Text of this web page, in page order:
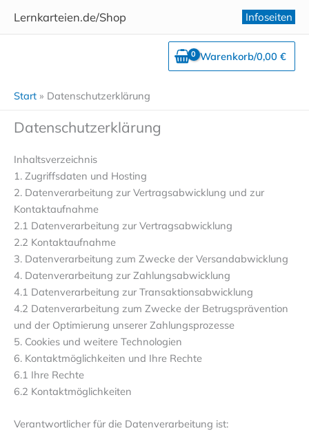
InhaltLernkarteien.de/Shop Infoseiten
Warenkorb/0,00€
Start Datenschutzerklärung
Datenschutzerklärung
Inhaltsverzeichnis
1. Zugriffsdaten und Hosting
2. Datenverarbeitung zur Vertragsabwicklung und zur
Kontaktaufnahme
2.1 Datenverarbeitung zur Vertragsabwicklung
2.2 Kontaktaufnahme
3. Datenverarbeitung zum Zwecke der Versandabwicklung
4. Datenverarbeitung zur Zahlungsabwicklung
4.1 Datenverarbeitung zur Transaktionsabwicklung
4.2 Datenverarbeitung zum Zwecke der Betrugsprävention
und der Optimierung unserer Zahlungsprozesse
5. Cookies und weitere Technologien
6. Kontaktmöglichkeiten und Ihre Rechte
6.1 Ihre Rechte
6.2 Kontaktmöglichkeiten
Verantwortlicher für die Datenverarbeitung ist: